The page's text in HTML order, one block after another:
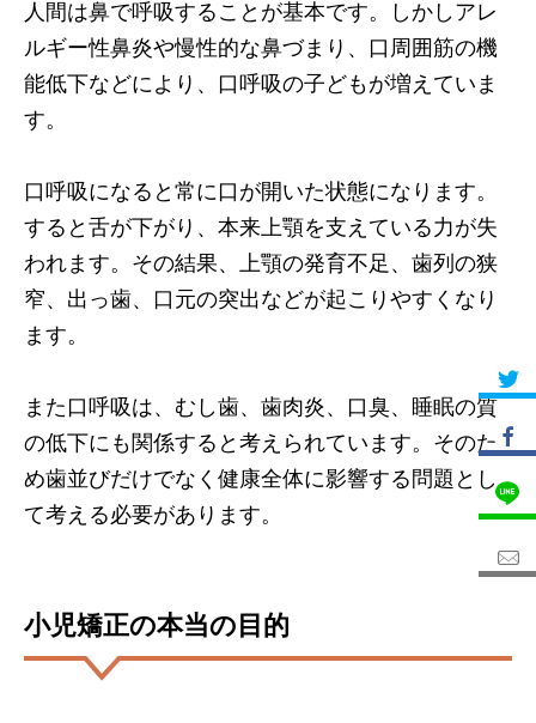
人間は鼻で呼吸することが基本です。しかしアレ
ルギー性鼻炎や慢性的な鼻づまり、口周囲筋の機
能低下などにより、口呼吸の子どもが増えていま
す。
口呼吸になると常に口が開いた状態になります。
すると舌が下がり、本来上顎を支えている力が失
われます。その結果、上顎の発育不足、歯列の狭
窄、出っ歯、口元の突出などが起こりやすくなり
ます。
また口呼吸は、むし歯、歯肉炎、口臭、睡眠の質
の低下にも関係すると考えられています。そのた
め歯並びだけでなく健康全体に影響する問題とし
て考える必要があります。
小児矯正の本当の目的